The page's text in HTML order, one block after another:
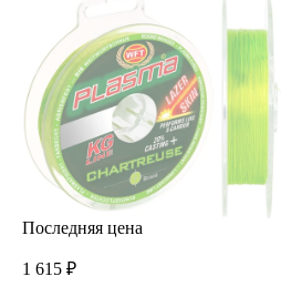
Последняя цена
1 615 ₽